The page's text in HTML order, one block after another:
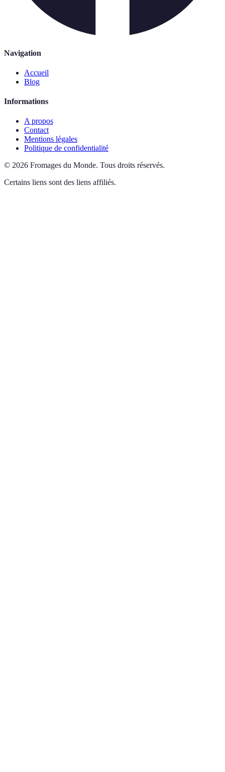
Navigation
Accueil
Blog
Informations
A propos
Contact
Mentions légales
Politique de confidentialité
© 2026 Fromages du Monde. Tous droits réservés.
Certains liens sont des liens affiliés.